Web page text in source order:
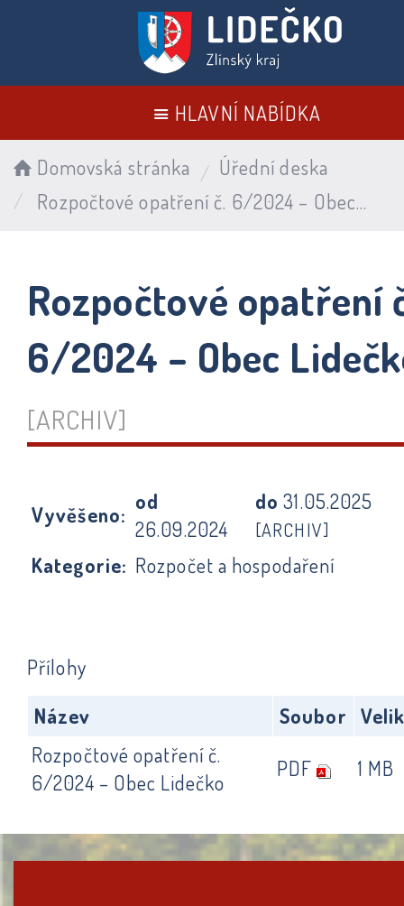
HLAVNÍ NABÍDKA
Domovská stránka
Úřední deska
Rozpočtové opatření č. 6/2024 – Obec Lidečko
Rozpočtové opatření
6/2024 – Obec
[ARCHIV]
Vyvěšeno:
od
26.09.2024
do31.05.2025
[ARCHIV]
Kategorie: Rozpočet a hospodaření
Přílohy
Název
Soubor
Rozpočtové opatření č.
6/2024 – Obec Lidečko
PDF 1 MB